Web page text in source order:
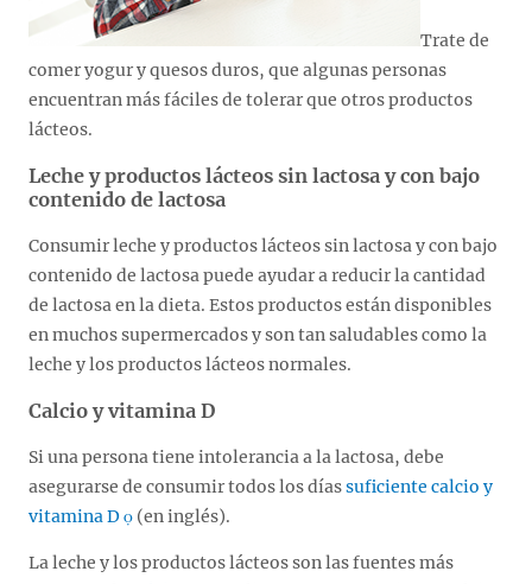
Trate de
comer yogur y quesos duros, que algunas personas
encuentran más fáciles de tolerar que otros productos
lácteos.
Leche y productos lácteos sin lactosa y con bajo
contenido de lactosa
Consumir leche y productos lácteos sin lactosa y con bajo
contenido de lactosa puede ayudar a reducir la cantidad
de lactosa en la dieta. Estos productos están disponibles
en muchos supermercados y son tan saludables como la
leche y los productos lácteos normales.
Calcio y vitamina D
Si una persona tiene intolerancia a la lactosa, debe
asegurarse de consumir todos los díassuficiente calcio y
vitamina D
(en inglés).
La leche y los productos lácteos son las fuentes más